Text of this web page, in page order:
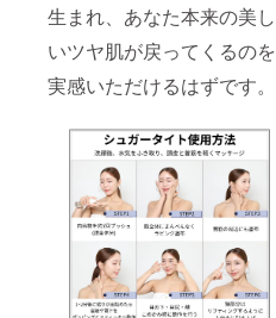
生まれ、あなた本来の美し
いツヤ肌が戻ってくるのを
実感いただけるはずです。